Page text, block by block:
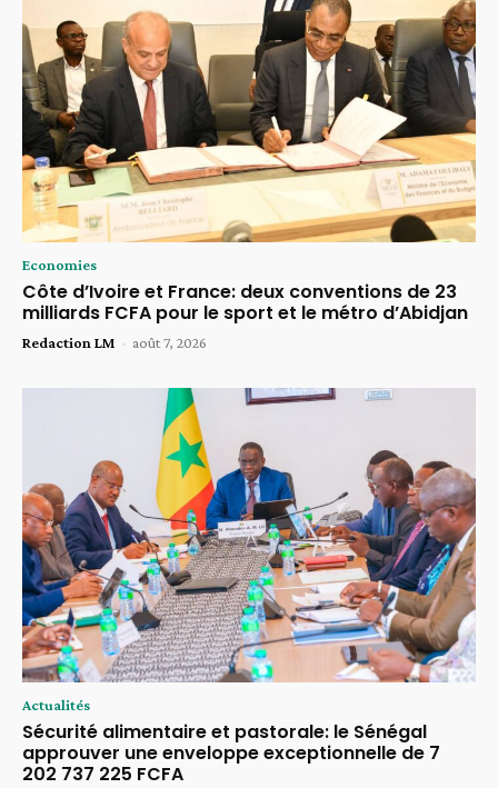
Economies
Côte d’Ivoire et France: deux conventions de 23
milliards FCFA pour le sport et le métro d’Abidjan
Redaction LM - août 7, 2026
Actualités
Sécurité alimentaire et pastorale: le Sénégal
approuver une enveloppe exceptionnelle de 7
202 737 225 FCFA